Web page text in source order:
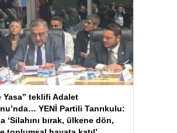
Yasa” teklifi Adalet
YENİ Partili Tanrıkulu:
‘Silahını bırak, ülkene dön,